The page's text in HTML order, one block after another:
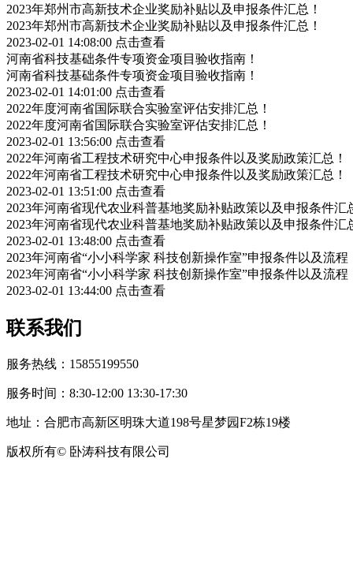
2023年郑州市高新技术企业奖励补贴以及申报条件汇总！
2023年郑州市高新技术企业奖励补贴以及申报条件汇总！
2023-02-01 14:08:00 点击查看
河南省科技基础条件专项资金项目验收指南！
河南省科技基础条件专项资金项目验收指南！
2023-02-01 14:01:00 点击查看
2022年度河南省国际联合实验室评估安排汇总！
2022年度河南省国际联合实验室评估安排汇总！
2023-02-01 13:56:00 点击查看
2022年河南省工程技术研究中心申报条件以及奖励政策汇总！
2022年河南省工程技术研究中心申报条件以及奖励政策汇总！
2023-02-01 13:51:00 点击查看
2023年河南省现代农业科普基地奖励补贴政策以及申报条件汇
2023年河南省现代农业科普基地奖励补贴政策以及申报条件汇
2023-02-01 13:48:00 点击查看
2023年河南省“小小科学家 科技创新操作室”申报条件以及流程
2023年河南省“小小科学家 科技创新操作室”申报条件以及流程
2023-02-01 13:44:00 点击查看
联系我们
服务热线：15855199550
服务时间：8:30-12:00 13:30-17:30
地址：合肥市高新区明珠大道198号星梦园F2栋19楼
版权所有© 卧涛科技有限公司